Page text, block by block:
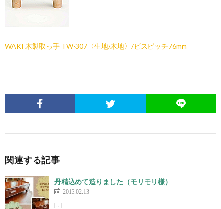
WAKI 木製取っ手 TW-307〈生地/木地〉/ビスピッチ76mm
関連する記事
丹精込めて造りました（モリモリ様）
2013.02.13
[…]